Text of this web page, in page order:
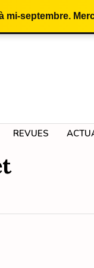
mi-septembre.
REVUES